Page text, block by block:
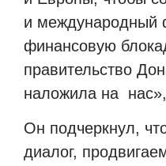
и международный
финансовую
правительство
наложила на
Он подчеркнул,
диалог,